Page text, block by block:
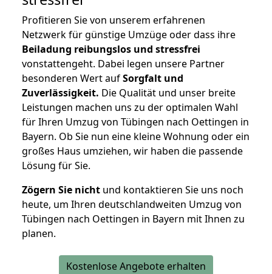
Profitieren Sie von unserem erfahrenen
Netzwerk für günstige Umzüge oder dass ihre
Beiladung reibungslos und stressfrei
vonstattengeht. Dabei legen unsere Partner
besonderen Wert aufSorgfalt und
Zuverlässigkeit. Die Qualität und unser breite
Leistungen machen uns zu der optimalen Wahl
für Ihren Umzug von Tübingen nach Oettingen in
Bayern. Ob Sie nun eine kleine Wohnung oder ein
großes Haus umziehen, wir haben die passende
Lösung für Sie.
Zögern Sie nicht und kontaktieren Sie uns noch
heute, um Ihren deutschlandweiten Umzug von
Tübingen nach Oettingen in Bayern mit Ihnen zu
planen.
Kostenlose Angebote erhalten